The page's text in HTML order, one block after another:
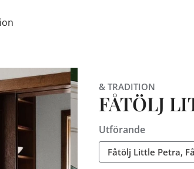
& TRADITION
FÅTÖLJ
Utförande
Fåtölj Little Petra,